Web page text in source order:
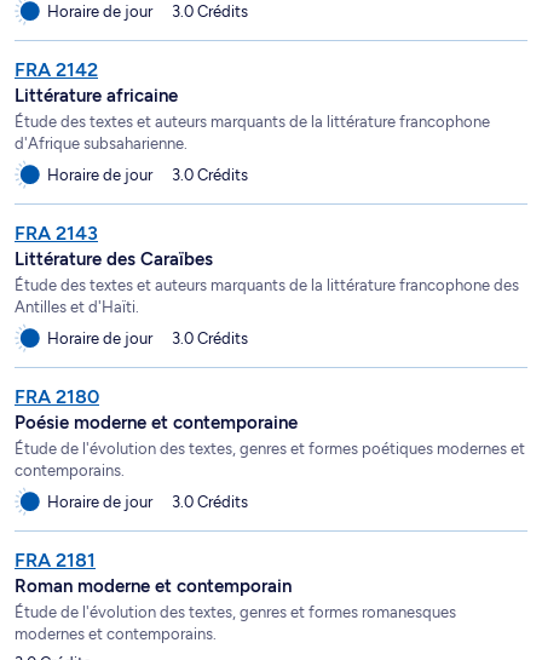
Horaire de jour
3.0 Crédits
FRA 2142
Littérature africaine
Étude des textes et auteurs marquants de la littérature francophone
d'Afrique subsaharienne.
Horaire de jour
3.0 Crédits
FRA 2143
Littérature des Caraïbes
Étude des textes et auteurs marquants de la littérature francophone des
Antilles et d'Haïti.
Horaire de jour
3.0 Crédits
FRA 2180
Poésie moderne et contemporaine
Étude de l'évolution des textes, genres et formes poétiques modernes et
contemporains.
Horaire de jour
3.0 Crédits
FRA 2181
Roman moderne et contemporain
Étude de l'évolution des textes, genres et formes romanesques
modernes et contemporains.